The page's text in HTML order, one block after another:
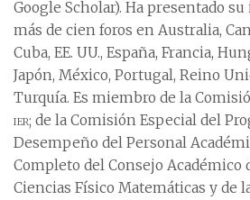
Google Scholar). Ha presentado
más de cien foros en Australia,
Cuba, EE. UU., España, Francia,
Japón, México, Portugal, Reino
Turquía. Es miembro de la
ier; de la Comisión Especial del
Desempeño del Personal
Completo del Consejo Académico
Ciencias Físico Matemáticas y de